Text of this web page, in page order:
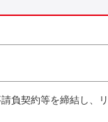
負契約等を締結し、